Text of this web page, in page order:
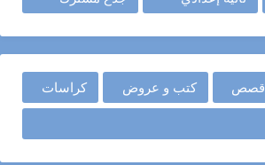
قصص كتب و عروض كراسات